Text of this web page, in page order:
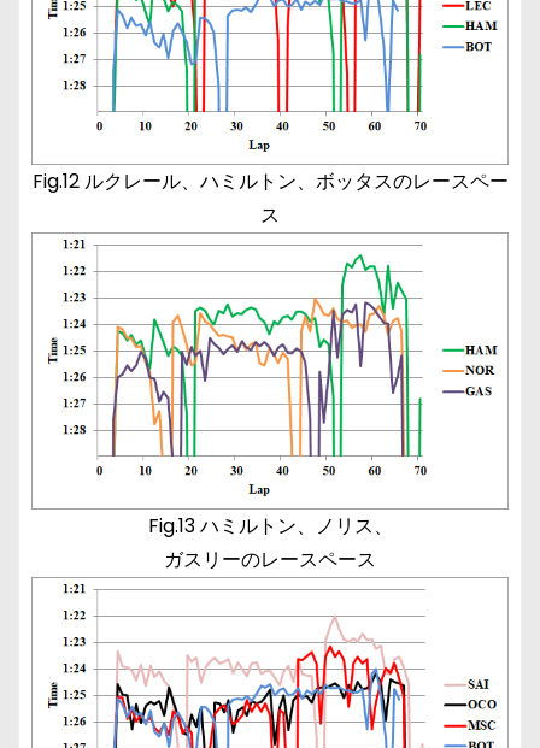
Fig.12 ルクレール、ハミルトン、ボッタスのレースペー
ス
Fig.13 ハミルトン、ノリス、
ガスリーのレースペース